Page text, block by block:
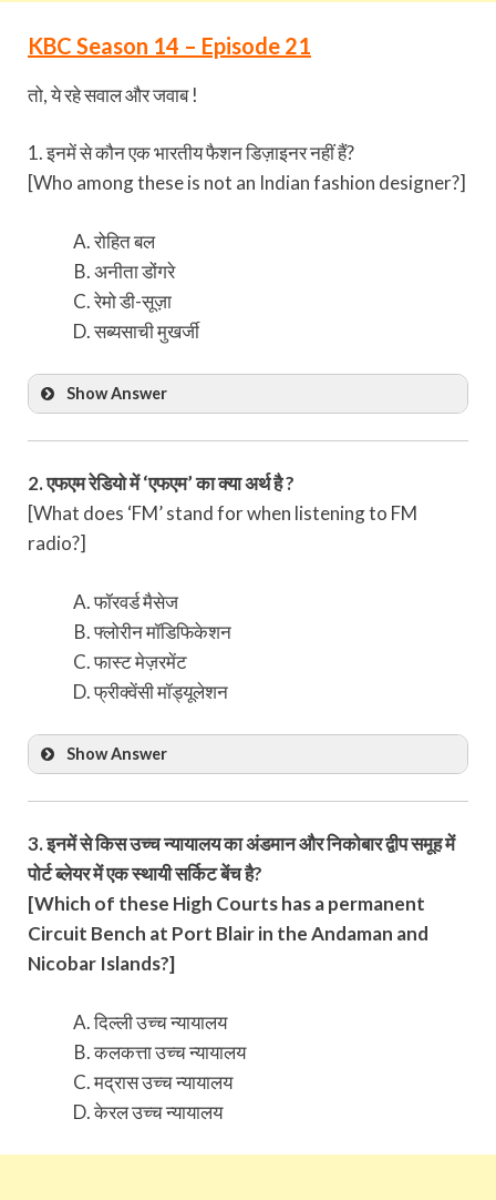
KBC Season 14 – Episode 21
तो, ये रहे सवाल और जवाब !
1. इनमें से कौन एक भारतीय फैशन डिज़ाइनर नहीं हैं?
[Who among these is not an Indian fashion designer?]
रोहित बल
अनीता डोंगरे
रेमो डी-सूज़ा
सब्यसाची मुखर्जी
Show Answer
2. एफएम रेडियो में ‘एफएम’ का क्या अर्थ है ?
[What does ‘FM’ stand for when listening to FM
radio?]
फॉरवर्ड मैसेज
फ्लोरीन मॉडिफिकेशन
फास्ट मेज़रमेंट
फ्रीक्वेंसी मॉड्यूलेशन
Show Answer
3. इनमें से किस उच्च न्यायालय का अंडमान और निकोबार द्वीप समूह में
पोर्ट ब्लेयर में एक स्थायी सर्किट बेंच है?
[Which of these High Courts has a permanent
Circuit Bench at Port Blair in the Andaman and
Nicobar Islands?]
दिल्ली उच्च न्यायालय
कलकत्ता उच्च न्यायालय
मद्रास उच्च न्यायालय
केरल उच्च न्यायालय